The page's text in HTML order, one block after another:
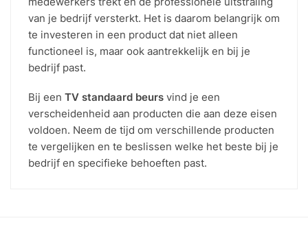
van je bedrijf versterkt. Het is daarom belangrijk om
te investeren in een product dat niet alleen
functioneel is, maar ook aantrekkelijk en bij je
bedrijf past.
Bij een TV standaard beurs vind je een
verscheidenheid aan producten die aan deze eisen
voldoen. Neem de tijd om verschillende producten
te vergelijken en te beslissen welke het beste bij je
bedrijf en specifieke behoeften past.